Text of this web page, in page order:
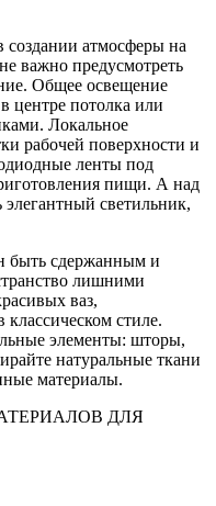
атмосферы на
важно предусмотреть
Общее освещение
центре потолка или
Локальное
рабочей поверхности и
ленты под
пищи. А над
светильник,
быть сдержанным и
лишними
ваз,
стиле.
элементы: шторы,
натуральные ткани
материалы.
ДЛЯ